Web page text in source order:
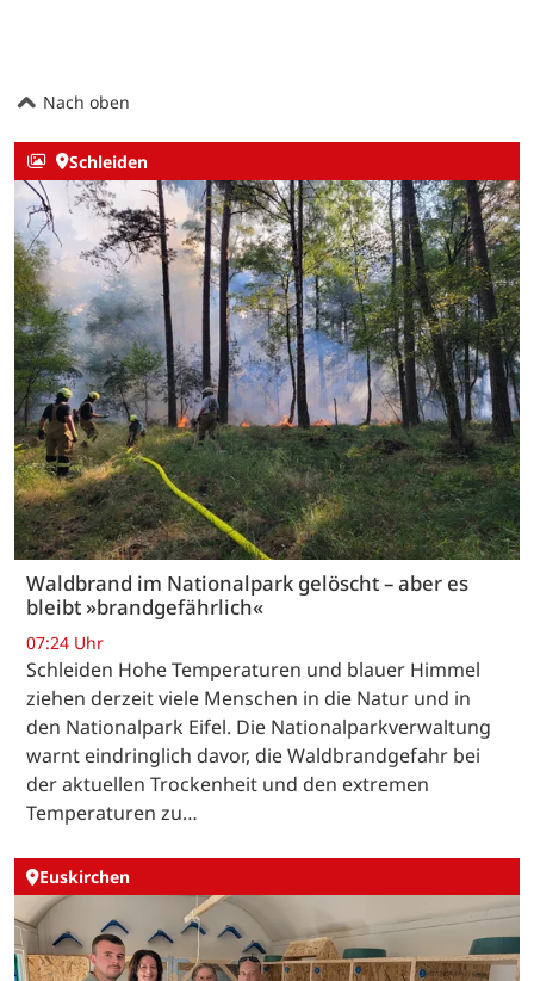
Nach oben
Schleiden
Waldbrand im Nationalpark gelöscht – aber es
bleibt »brandgefährlich«
07:24 Uhr
Schleiden Hohe Temperaturen und blauer Himmel
ziehen derzeit viele Menschen in die Natur und in
den Nationalpark Eifel. Die Nationalparkverwaltung
warnt eindringlich davor, die Waldbrandgefahr bei
der aktuellen Trockenheit und den extremen
Temperaturen zu…
Euskirchen